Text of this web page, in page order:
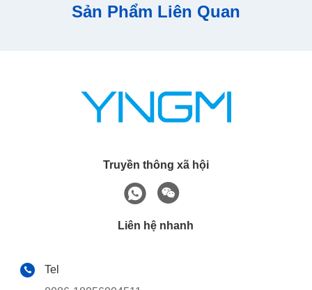
Sản Phẩm Liên Quan
Truyền thông xã hội
Liên hệ nhanh
Tel